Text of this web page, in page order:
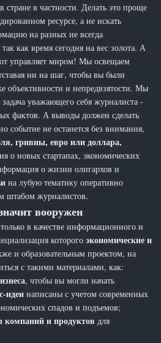
в частности. Делать это проще
ресурсе, а не искать
на разных не всегда
как время сегодня на вес золота. А
управляет миром! Мы освещаем
ни на шаг, чтобы вы были
объективности и непредвзятости. Мы
уважающего себя журналиста -
фактов. А выводы должен сделать
событие не останется без внимания,
гривны, евро или доллара,
о новых стартапах, экономических
о жизни олигархов и
на лубую тематику оперативно
штабом журналистов.
вооружен
в качестве информационного и
которогоэкономические и
и образовательным проектом, на
с такими материалами, как:
, чтобы вы могли начать
идеи написаны с учетом современных
спадов и подъемов;
компаний и продуктов для